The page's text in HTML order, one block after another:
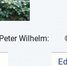
Peter Wilhelm: